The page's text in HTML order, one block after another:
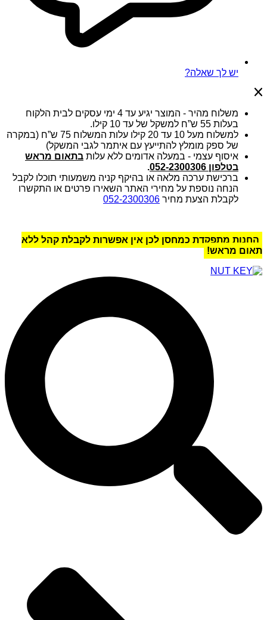
יש לך שאלה?
משלוח מהיר - המוצר יגיע עד 4 ימי עסקים לבית הלקוח
בעלות 55 ש”ח למשקל של עד 10 קילו.
למשלוח מעל 10 עד 20 קילו עלות המשלוח 75 ש”ח (במקרה
של ספק מומלץ להתייעץ עם איתמר לגבי המשקל)
איסוף עצמי - במעלה אדומים ללא עלות בתאום מראש
בטלפון 052-2300306
.
ברכישת ערכה מלאה או בהיקף קניה משמעותי תוכלו לקבל
הנחה נוספת על מחירי האתר השאירו פרטים או התקשרו
לקבלת הצעת מחיר 052-2300306
החנות מתפקדת כמחסן לכן אין אפשרות לקבלת קהל ללא
תאום מראש!